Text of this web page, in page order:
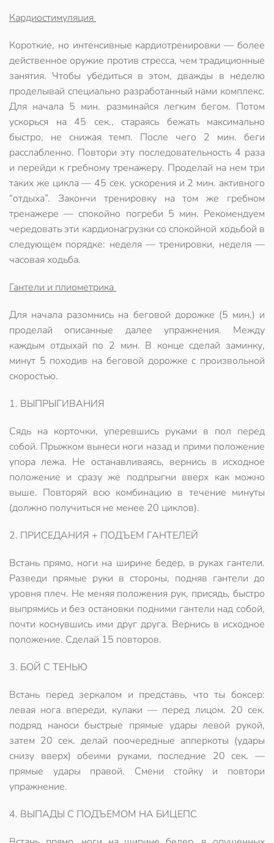
Кардиостимуляция
Короткие, но интенсивные кардиотренировки — более
действенное оружие против стресса, чем традиционные
занятия. Чтобы убедиться в этом, дважды в неделю
проделывай специально разработанный нами комплекс.
Для начала 5 мин. разминайся легким бегом. Потом
ускорься на 45 сек., стараясь бежать максимально
быстро, не снижая темп. После чего 2 мин. беги
расслабленно. Повтори эту последовательность 4 раза
и перейди к гребному тренажеру. Проделай на нем три
таких же цикла — 45 сек. ускорения и 2 мин. активного
“отдыха”. Закончи тренировку на том же гребном
тренажере — спокойно погреби 5 мин. Рекомендуем
чередовать эти кардионагрузки со спокойной ходьбой в
следующем порядке: неделя — тренировки, неделя —
часовая ходьба.
Гантели и плиометрика
Для начала разомнись на беговой дорожке (5 мин.) и
проделай описанные далее упражнения. Между
каждым отдыхай по 2 мин. В конце сделай заминку,
минут 5 походив на беговой дорожке с произвольной
скоростью.
1. ВЫПРЫГИВАНИЯ
Сядь на корточки, уперевшись руками в пол перед
собой. Прыжком вынеси ноги назад и прими положение
упора лежа. Не останавливаясь, вернись в исходное
положение и сразу же подпрыгни вверх как можно
выше. Повторяй всю комбинацию в течение минуты
(должно получиться не менее 20 циклов).
2. ПРИСЕДАНИЯ + ПОДЪЕМ ГАНТЕЛЕЙ
Встань прямо, ноги на ширине бедер, в руках гантели.
Разведи прямые руки в стороны, подняв гантели до
уровня плеч. Не меняя положения рук, присядь, быстро
выпрямись и без остановки подними гантели над собой,
почти коснувшись ими друг друга. Вернись в исходное
положение. Сделай 15 повторов.
3. БОЙ С ТЕНЬЮ
Встань перед зеркалом и представь, что ты боксер:
левая нога впереди, кулаки — перед лицом. 20 сек.
подряд наноси быстрые прямые удары левой рукой,
затем 20 сек. делай поочередные апперкоты (удары
снизу вверх) обеими руками, последние 20 сек. —
прямые удары правой. Смени стойку и повтори
упражнение.
4. ВЫПАДЫ С ПОДЪЕМОМ НА БИЦЕПС